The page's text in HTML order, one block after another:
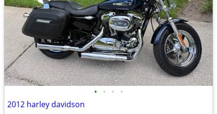
• • • •
2012 harley davidson